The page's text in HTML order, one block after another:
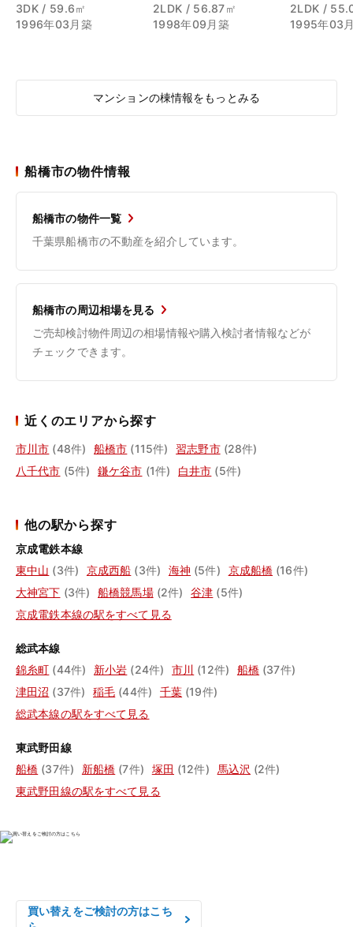
3DK / 59.6㎡
1996年03月築
2LDK / 56.87㎡
1998年09月築
2LDK /
1995年03
マンションの棟情報をもっとみる
船橋市の物件情報
船橋市の物件一覧
千葉県船橋市の不動産を紹介しています。
船橋市の周辺相場を見る
ご売却検討物件周辺の相場情報や購入検討者情報などが
チェックできます。
近くのエリアから探す
市川市 (48件) 船橋市 (115件) 習志野市 (28件)
八千代市 (5件) 鎌ケ谷市 (1件) 白井市 (5件)
他の駅から探す
京成電鉄本線
東中山 (3件) 京成西船 (3件) 海神 (5件) 京成船橋 (16件)
大神宮下 (3件) 船橋競馬場 (2件) 谷津 (5件)
京成電鉄本線の駅をすべて見る
総武本線
錦糸町 (44件) 新小岩 (24件) 市川 (12件) 船橋 (37件)
津田沼 (37件) 稲毛 (44件) 千葉 (19件)
総武本線の駅をすべて見る
東武野田線
船橋 (37件) 新船橋 (7件) 塚田 (12件) 馬込沢 (2件)
東武野田線の駅をすべて見る
買い替えをご検討の方はこち